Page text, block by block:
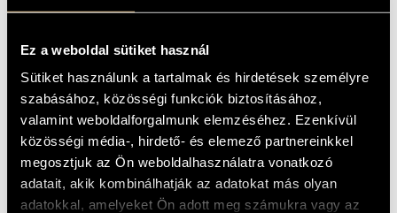
Ez a weboldal sütiket használ
Sütiket használunk a tartalmak és hirdetések személyre
szabásához, közösségi funkciók biztosításához,
valamint weboldalforgalmunk elemzéséhez. Ezenkívül
közösségi média-, hirdető- és elemező partnereinkkel
megosztjuk az Ön weboldalhasználatra vonatkozó
adatait, akik kombinálhatják az adatokat más olyan
adatokkal, amelyeket Ön adott meg számukra vagy az
Zöld körcímű lemezük anyagát is.